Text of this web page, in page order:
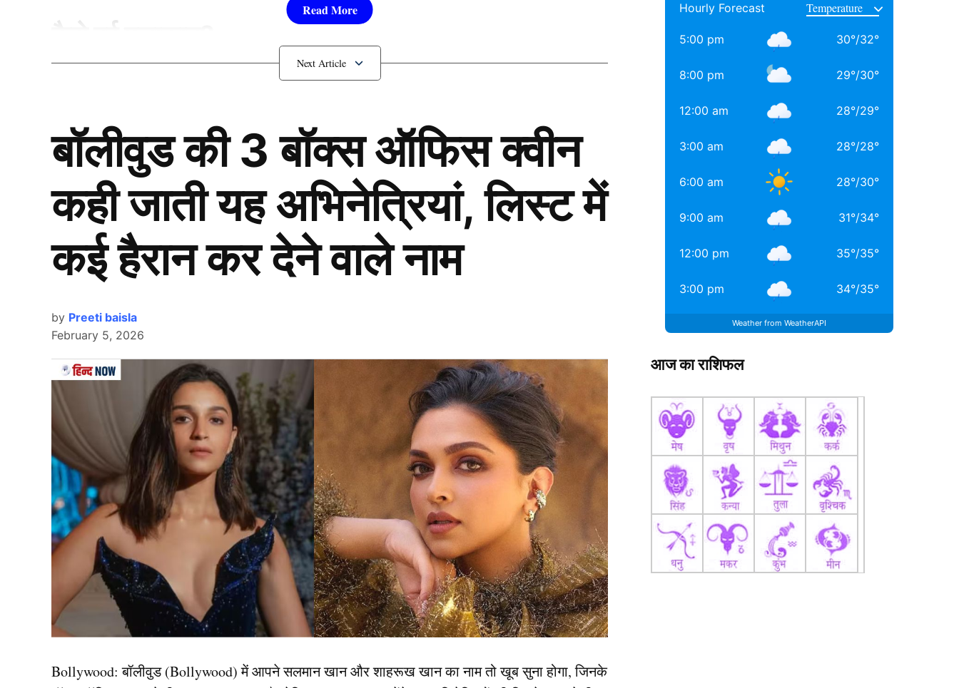
विनेश फोगाट ( Vinesh Phogat ) और सोमवीर की मुलाकात भारतीय रेलवे में हुई थी, जहां दोनों ही काम कर रहे
थे। दोनों ही पहलवान होने के कारण उनके बीच खेल से जुड़ी कई समानताएं थीं, जिससे उनकी दोस्ती गहरी हो गई।
रेलवे में नौकरी और खेल के प्रशिक्षण के दौरान दोनों ने एक दूसरे के संघर्षों और चुनौतियों को समझा, जिससे उनकी
मित्रता और भी मजबूत हो गई।
संबंध की शुरुआत और संघर्ष:
बॉलीवुड की 3 बॉक्स ऑफिस क्वीन
कही जाती यह अभिनेत्रियां, लिस्ट में
कई हैरान कर देने वाले नाम
by Preeti baisla
February 5, 2026
Bollywood:बॉलीवुड (Bollywood)में आपने सलमान खान और शाहरूख खान का नाम तो खूब सुना होगा, जिनके
Hourly Forecast
5:00 pm 30°/32°
8:00 pm 29°/30°
12:00 am 28°/29°
3:00 am 28°/28°
6:00 am 28°/30°
9:00 am 31°/34°
12:00 pm 35°/35°
3:00 pm 34°/35°
Weather from WeatherAPI
आज का राशिफल